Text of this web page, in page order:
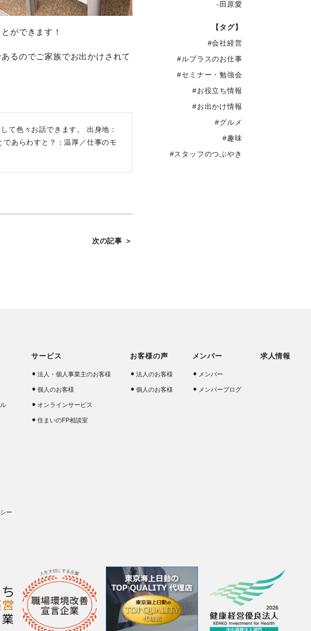
ができます！
るのでご家族でお出かけされて
て色々お話できます。 出身地：
あらわすと？：温厚／仕事のモ
次の記事 ＞
-田原愛
【タグ】
#会社経営
#ルプラスのお仕事
#セミナー・勉強会
#お役立ち情報
#お出かけ情報
#グルメ
#趣味
#スタッフのつぶやき
ー
サービス
法人・個人事業主のお客様
個人のお客様
オンラインサービス
住まいのFP相談室
お客様の声
法人のお客様
個人のお客様
メンバー
メンバー
メンバーブログ
求人情報